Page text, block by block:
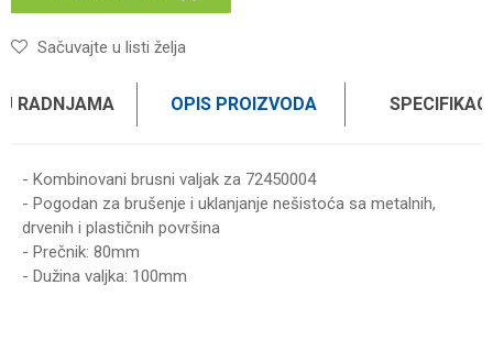
Sačuvajte u listi želja
RADNJAMA OPIS PROIZVODA
- Kombinovani brusni valjak za 72450004
- Pogodan za brušenje i uklanjanje nešistoća sa metalnih,
drvenih i plastičnih površina
- Prečnik: 80mm
- Dužina valjka: 100mm